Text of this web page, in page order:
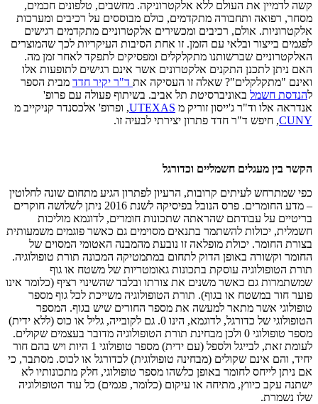
קשה לדמיין את העולם ללא אלקטרוניקה. מחשבים, טלפונים חכמים,
מסחר, רפואה ותחבורה מתקדמים, כולם מבוססים על רכיבים ומערכות
אלקטרוניות. אולם, רכיבים ומכשירים אלקטרוניים מתקדמים רגישים
לפגמים בייצור ובלאי עם הזמן. זו אחת הסיבות העיקריות לכך שהמוצרים
האלקטרוניים שברשותנו מתקלקלים ומפסיקים לתפקד לאחר זמן מה.
האם ניתן לתכנן התקנים אלקטרונים אשר אינם רגישים לתופעות אלו
ואינם "מתקלקלים"? שאלה זו העסיקה את ד"ר יקיר חדד מבית הספר
להנדסת חשמל באוניברסיטת תל אביב. בשיתוף פעולה עם פרופ'
אנדראה אלו וד"ר ג'ייסון זוריק מ UTEXAS, ופרופ' אלכסנדר קניקייב מ
CUNY, חיפש ד"ר חדד פתרון יצירתי לבעיה זו.
הקשר בין מעגלים חשמליים וכדורגל
כפי שמתרחש לעיתים קרובות, הרעיון לפתרון הגיע מתחום שונה לחלוטין
– מדע החומרים. פרס הנובל בפיסיקה לשנת 2016 ניתן לשלושה חוקרים
בריטיים על עבודתם שהראתה שתכונות חומרים, לדוגמא מוליכות
חשמלית, יכולות להשתמר בתנאים מסוימים גם כאשר פוגמים משמעותית
בצורת החומר. יכולת מופלאה זו נובעת מהמבנה האטומי המסוים של
החומר וקשורה באופן הדוק לתחום במתמטיקה המכונה תורת טופולוגיה.
תורת הטופולוגיה עוסקת בתכונות גאומטריות של משטח או גוף
שמשתמרות גם כאשר משנים את צורתו ובלבד שהשינוי רציף (כלומר אינו
פוער חור במשטח או בגוף). תורת הטופולוגיה משייכת לכל גוף מספר
טופולוגי אשר מתאר למעשה את מספר החורים שיש בגוף. המספר
הטופולוגי של כדורגל, לדוגמא, הינו 0. גם לקובייה, גליל או כוס (ללא ידית)
מספר טופולוגי 0 ולכן מבחינת תורת הטופולוגיה מדובר בעצמים שקולים.
לעומת זאת, לבייגל ולספל (עם ידית) מספר טופולוגי 1 היות ויש בהם חור
יחיד, והם אינם שקולים (מבחינה טופולוגית) לכדורגל או לכוס. מסתבר, כי
אם ניתן לייחס לחומר באופן כלשהו מספר טופולוגי, חלק מתכונותיו לא
ישתנה עקב כיווץ, מתיחה או עיקום (כלומר, פגמים) כל עוד הטופולוגיה
שלו נשמרת.